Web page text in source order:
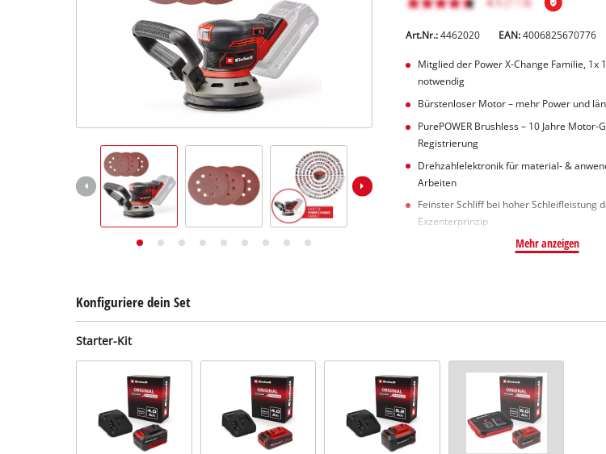
Art.Nr.:4462020 EAN:4006825670776
Mitglied der Power X-Change Familie, 1x
notwendig
Bürstenloser Motor – mehr Power und
PurePOWER Brushless – 10 Jahre Motor-
Registrierung
Drehzahlelektronik für material- &
Arbeiten
Feinster Schliff bei hoher Schleifleistung
Exzenterprinzip
Mehr anzeigen
Konfiguriere dein Set
Starter-Kit